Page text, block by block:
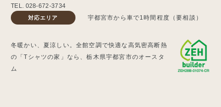
TEL. 028-672-3734
対応エリア 宇都宮市から車で1時間程度（要相談）
冬暖かい、夏涼しい。全館空調で快適な高気密高断熱
の「Tシャツの家」なら、栃木県宇都宮市のオースタ
ム